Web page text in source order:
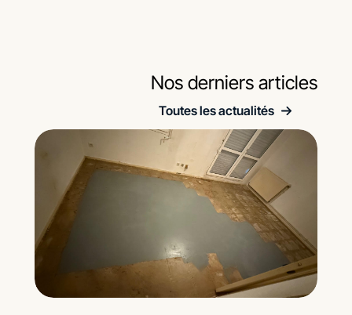
Nos derniers articles
Toutes les actualités